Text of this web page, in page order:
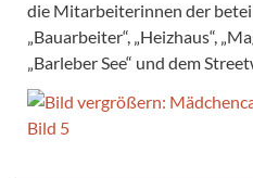
die Mitarbeiterinnen der
„Bauarbeiter“, „Heizhaus“,
„Barleber See“ und dem